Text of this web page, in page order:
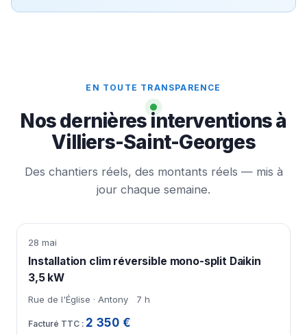
EN TOUTE TRANSPARENCE
Nos dernières interventions à
Villiers-Saint-Georges
Des chantiers réels, des montants réels — mis à
jour chaque semaine.
28 mai
Installation clim réversible mono-split Daikin
3,5 kW
Rue de l'Église · Antony 7 h
2 350 €